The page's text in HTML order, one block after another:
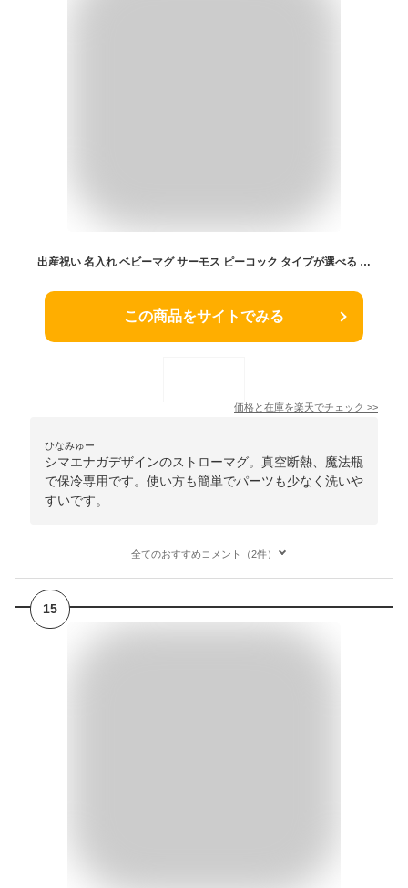
出産祝い 名入れ ベビーマグ サーモス ピーコック タイプが選べる ストローマグ 水筒 ベビー 子供 350ml 410ml シマエナガ デザイン お名前 魔法びん THERMOS 保冷専用 かわいい しまえなが ボトル ギフト 誕生日 プレゼント 母の日 実用的
この商品をサイトでみる
価格と在庫を楽天でチェック >>
ひなみゅー
シマエナガデザインのストローマグ。真空断熱、魔法瓶
で保冷専用です。使い方も簡単でパーツも少なく洗いや
すいです。
全てのおすすめコメント（2件）
15